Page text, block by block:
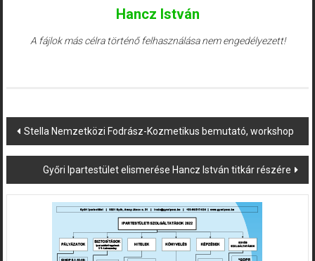
Hancz István
A fájlok más célra történő felhasználása nem engedélyezett!
Post
navigation
Stella Nemzetközi Fodrász-Kozmetikus bemutató, workshop
Győri Ipartestület elismerése Hancz István titkár részére